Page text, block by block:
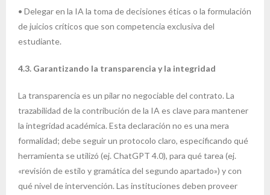
• Delegar en la IA la toma de decisiones éticas o la formulación
de juicios críticos que son competencia exclusiva del
estudiante.
4.3. Garantizando la transparencia y la integridad
La transparencia es un pilar no negociable del contrato. La
trazabilidad de la contribución de la IA es clave para mantener
la integridad académica. Esta declaración no es una mera
formalidad; debe seguir un protocolo claro, especificando qué
herramienta se utilizó (ej. ChatGPT 4.0), para qué tarea (ej.
«revisión de estilo y gramática del segundo apartado») y con
qué nivel de intervención. Las instituciones deben proveer